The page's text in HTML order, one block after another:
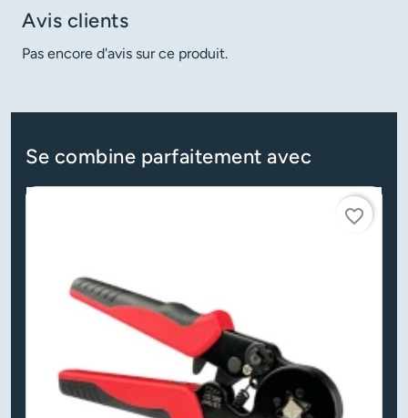
Avis clients
Pas encore d'avis sur ce produit.
Se combine parfaitement avec
favorite_border